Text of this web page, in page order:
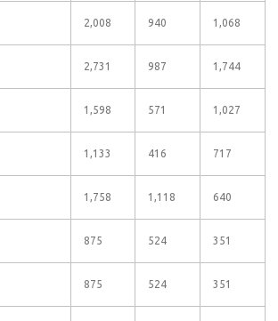
2,008 940 1,068
2,731 987 1,744
1,598 571 1,027
1,133 416 717
1,758 1,118 640
875 524 351
875 524 351